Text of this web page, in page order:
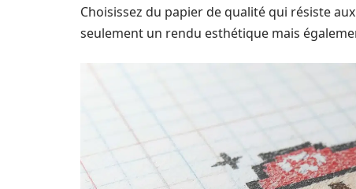
Choisissez du papier de qualité qui résiste
seulement un rendu esthétique mais